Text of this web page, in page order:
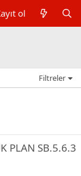
ol
Filtreler
PLAN SB.5.6.3